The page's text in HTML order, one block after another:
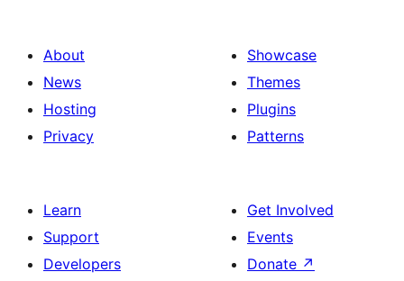
About
News
Hosting
Privacy
Showcase
Themes
Plugins
Patterns
Learn
Support
Developers
Get Involved
Events
Donate ↗